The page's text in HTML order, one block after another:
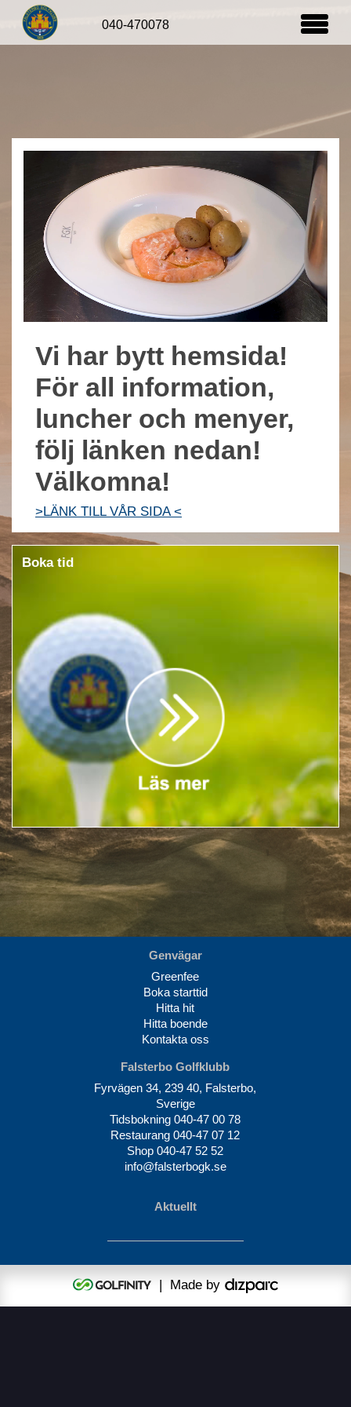
Vi har bytt hemsida!
För all information,
luncher och menyer,
följ länken nedan!
Välkomna!
>LÄNK TILL VÅR SIDA <
Boka tid
Genvägar
Greenfee
Boka starttid
Hitta hit
Hitta boende
Kontakta oss
Falsterbo Golfklubb
Fyrvägen 34, 239 40, Falsterbo,
Sverige
Tidsbokning040-47 00 78
Restaurang040-47 07 12
Shop040-47 52 52
info@falsterbogk.se
Aktuellt
| Made by